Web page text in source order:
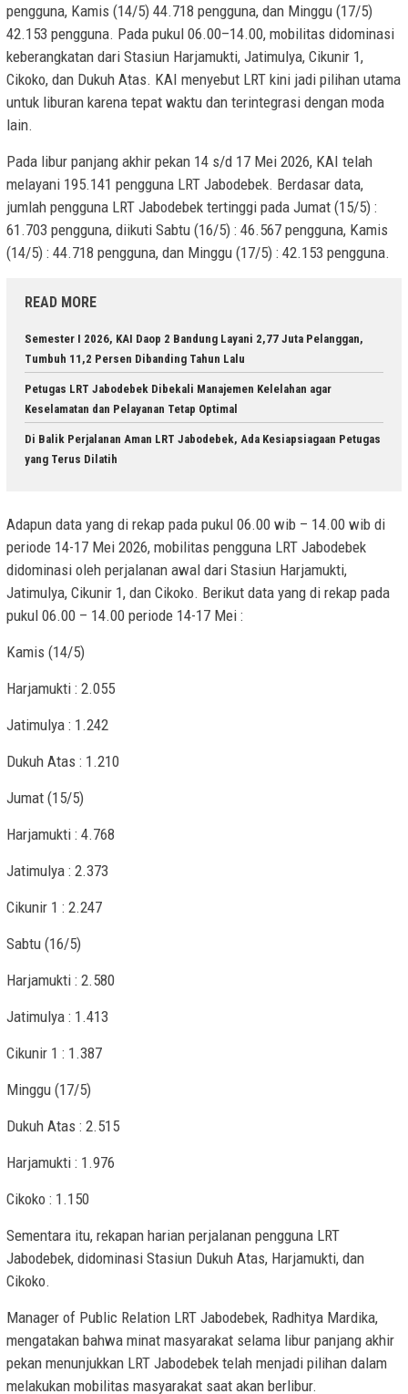
pengguna, Kamis (14/5) 44.718 pengguna, dan Minggu (17/5)
42.153 pengguna. Pada pukul 06.00–14.00, mobilitas didominasi
keberangkatan dari Stasiun Harjamukti, Jatimulya, Cikunir 1,
Cikoko, dan Dukuh Atas. KAI menyebut LRT kini jadi pilihan utama
untuk liburan karena tepat waktu dan terintegrasi dengan moda
lain.
Pada libur panjang akhir pekan 14 s/d 17 Mei 2026, KAI telah
melayani 195.141 pengguna LRT Jabodebek. Berdasar data,
jumlah pengguna LRT Jabodebek tertinggi pada Jumat (15/5) :
61.703 pengguna, diikuti Sabtu (16/5) : 46.567 pengguna, Kamis
(14/5) : 44.718 pengguna, dan Minggu (17/5) : 42.153 pengguna.
READ MORE
Semester I 2026, KAI Daop 2 Bandung Layani 2,77 Juta Pelanggan,
Tumbuh 11,2 Persen Dibanding Tahun Lalu
Petugas LRT Jabodebek Dibekali Manajemen Kelelahan agar
Keselamatan dan Pelayanan Tetap Optimal
Di Balik Perjalanan Aman LRT Jabodebek, Ada Kesiapsiagaan Petugas
yang Terus Dilatih
Adapun data yang di rekap pada pukul 06.00 wib – 14.00 wib di
periode 14-17 Mei 2026, mobilitas pengguna LRT Jabodebek
didominasi oleh perjalanan awal dari Stasiun Harjamukti,
Jatimulya, Cikunir 1, dan Cikoko. Berikut data yang di rekap pada
pukul 06.00 – 14.00 periode 14-17 Mei :
Kamis (14/5)
Harjamukti : 2.055
Jatimulya : 1.242
Dukuh Atas : 1.210
Jumat (15/5)
Harjamukti : 4.768
Jatimulya : 2.373
Cikunir 1 : 2.247
Sabtu (16/5)
Harjamukti : 2.580
Jatimulya : 1.413
Cikunir 1 : 1.387
Minggu (17/5)
Dukuh Atas : 2.515
Harjamukti : 1.976
Cikoko : 1.150
Sementara itu, rekapan harian perjalanan pengguna LRT
Jabodebek, didominasi Stasiun Dukuh Atas, Harjamukti, dan
Cikoko.
Manager of Public Relation LRT Jabodebek, Radhitya Mardika,
mengatakan bahwa minat masyarakat selama libur panjang akhir
pekan menunjukkan LRT Jabodebek telah menjadi pilihan dalam
melakukan mobilitas masyarakat saat akan berlibur.